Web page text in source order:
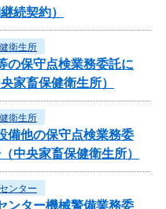
続契約）
衛生所
の保守点検業務委託に
家畜保健衛生所）
衛生所
備他の保守点検業務委
中央家畜保健衛生所）
ンター
ンター機械警備業務委